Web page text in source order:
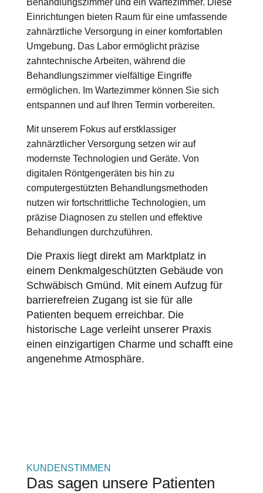
Behandlungszimmer und ein Wartezimmer. Diese
Einrichtungen bieten Raum für eine umfassende
zahnärztliche Versorgung in einer komfortablen
Umgebung. Das Labor ermöglicht präzise
zahntechnische Arbeiten, während die
Behandlungszimmer vielfältige Eingriffe
ermöglichen. Im Wartezimmer können Sie sich
entspannen und auf Ihren Termin vorbereiten.
Mit unserem Fokus auf erstklassiger
zahnärztlicher Versorgung setzen wir auf
modernste Technologien und Geräte. Von
digitalen Röntgengeräten bis hin zu
computergestützten Behandlungsmethoden
nutzen wir fortschrittliche Technologien, um
präzise Diagnosen zu stellen und effektive
Behandlungen durchzuführen.
Die Praxis liegt direkt am Marktplatz in
einem Denkmalgeschützten Gebäude von
Schwäbisch Gmünd. Mit einem Aufzug für
barrierefreien Zugang ist sie für alle
Patienten bequem erreichbar. Die
historische Lage verleiht unserer Praxis
einen einzigartigen Charme und schafft eine
angenehme Atmosphäre.
KUNDENSTIMMEN
Das sagen unsere Patienten